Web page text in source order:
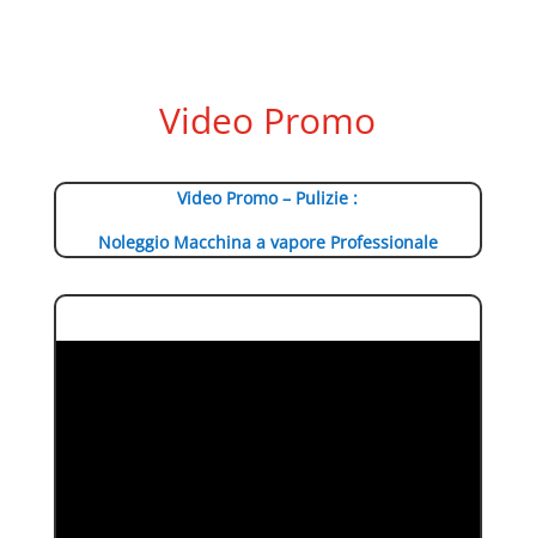
Video Promo
Video Promo – Pulizie :
Noleggio Macchina a vapore Professionale